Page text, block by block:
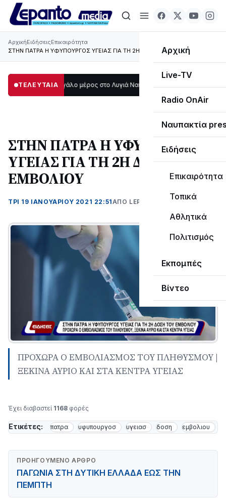
Αρχική
Live-TV
Radio OnAir
Ναυπακτία
Ειδήσεις
Επικαιρότητα
Τοπικά
Αθλητικά
Πολιτισμός
Εκπομπές
Βίντεο
ΑρχικήΕιδήσειςΕπικαιρότητα
ΣΤΗΝ ΠΑΤΡΑ Η ΥΦΥΠΟΥΡΓΟΣ ΥΓΕΙΑΣ ΓΙΑ ΤΗ 2Η ΔΟΣΗ ΤΟΥ ΕΜΒΟΛΙΟΥ
ΤΕΛΕΥΤΑΙΑ
σκοτάδι μεγάλο μέρος στο Λυγιά Ναυπάκτου12:08
ΣΤΗΝ ΠΑΤΡΑ Η ΥΦΥΠΟΥΡΓΟΣ
ΥΓΕΙΑΣ ΓΙΑ ΤΗ 2Η ΔΟΣΗ ΤΟΥ
ΕΜΒΟΛΙΟΥ
ΤΡΊ 19 ΙΑΝΟΥΑΡΊΟΥ 2021 22:51ΑΠΌ LEPANTO RTV
ΠΡΟΧΩΡΑ Ο ΕΜΒΟΛΙΑΣΜΟΣ ΤΟΥ ΠΛΗΘΥΣΜΟΥ |
ΞΕΚΙΝΑ ΑΥΡΙΟ ΚΑΙ ΣΤΑ ΚΕΝΤΡΑ ΥΓΕΙΑΣ
Έχει διαβαστεί 1168 φορές
Ετικέτες: πατρα υφυπουργοσ υγειασ δοση εμβολιου
ΠΡΟΗΓΟΎΜΕΝΟ ΆΡΘΡΟ
ΠΑΓΩΝΙΑ ΣΤΗ ΔΥΤΙΚΗ ΕΛΛΑΔΑ ΕΩΣ ΤΗΝ
ΠΕΜΠΤΗ